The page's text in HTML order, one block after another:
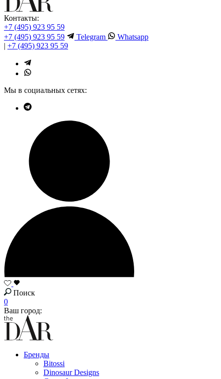
Контакты:
+7 (495) 923 95 59
+7 (495) 923 95 59
Telegram
Whatsapp
| +7 (495) 923 95 59
Мы в социальных сетях:
Поиск
0
Ваш город:
Бренды
Bitossi
Dinosaur Designs